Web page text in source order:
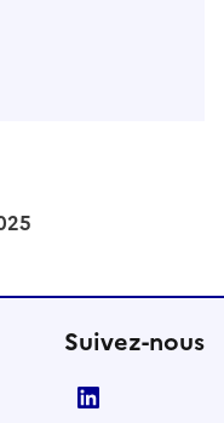
Suivez-nous